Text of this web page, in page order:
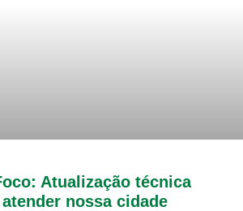
Atualização técnica
nossa cidade